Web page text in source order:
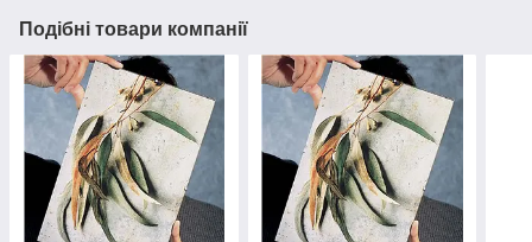
Подібні товари компанії